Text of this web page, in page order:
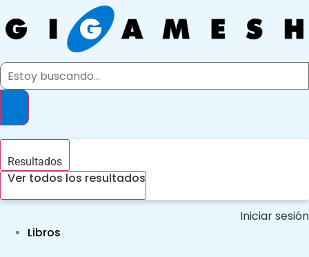
al
contenido
Search
Resultados
Ver todos los resultados
Iniciar sesión
Libros